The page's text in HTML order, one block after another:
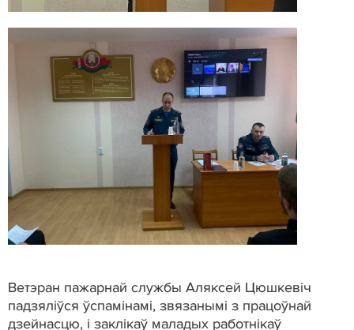
Ветэран пажарнай службы Аляксей Цюшкевіч
падзяліўся ўспамінамі, звязанымі з працоўнай
дзейнасцю, і заклікаў маладых работнікаў